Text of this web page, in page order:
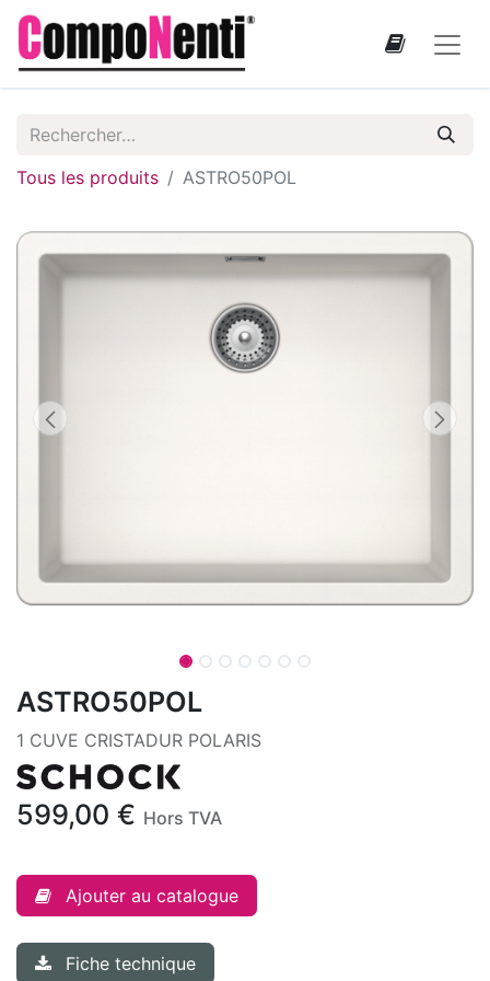
Tous les produits ASTRO50POL
ASTRO50POL
1 CUVE CRISTADUR POLARIS
599,00 € Hors TVA
Ajouter au catalogue
Fiche technique